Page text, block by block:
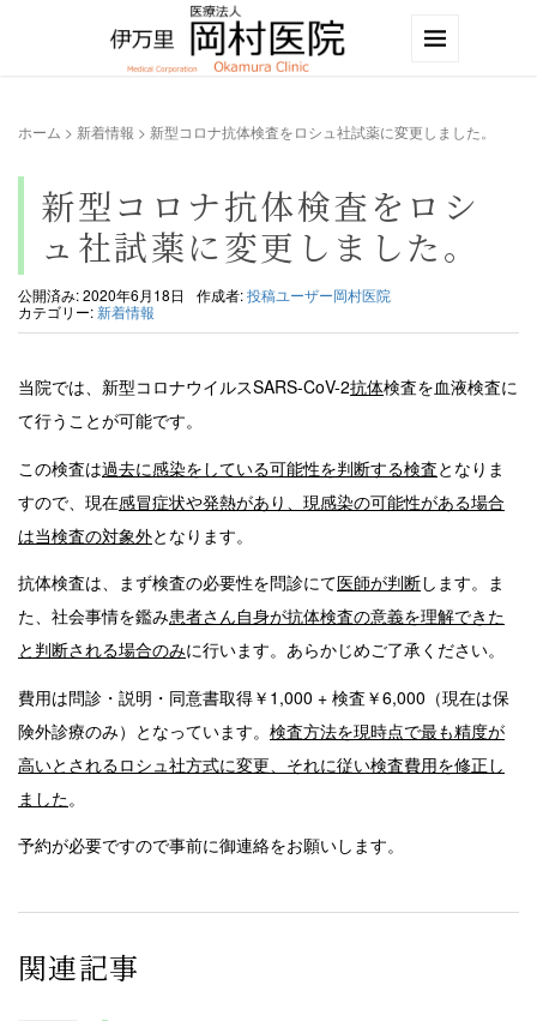
ホーム > 新着情報 > 新型コロナ抗体検査をロシュ社試薬に変更しました。
新型コロナ抗体検査をロシ
ュ社試薬に変更しました。
公開済み: 2020年6月18日 作成者:投稿ユーザー岡村医院
カテゴリー:新着情報
当院では、新型コロナウイルスSARS-CoV-2抗体検査を血液検査に
て行うことが可能です。
この検査は過去に感染をしている可能性を判断する検査となりま
すので、現在感冒症状や発熱があり、現感染の可能性がある場合
は当検査の対象外となります。
抗体検査は、まず検査の必要性を問診にて医師が判断します。ま
た、社会事情を鑑み患者さん自身が抗体検査の意義を理解できた
と判断される場合のみに行います。あらかじめご了承ください。
費用は問診・説明・同意書取得￥1,000 + 検査￥6,000（現在は保
険外診療のみ）となっています。 検査方法を現時点で最も精度が
高いとされるロシュ社方式に変更、それに従い検査費用を修正し
ました。
予約が必要ですので事前に御連絡をお願いします。
関連記事